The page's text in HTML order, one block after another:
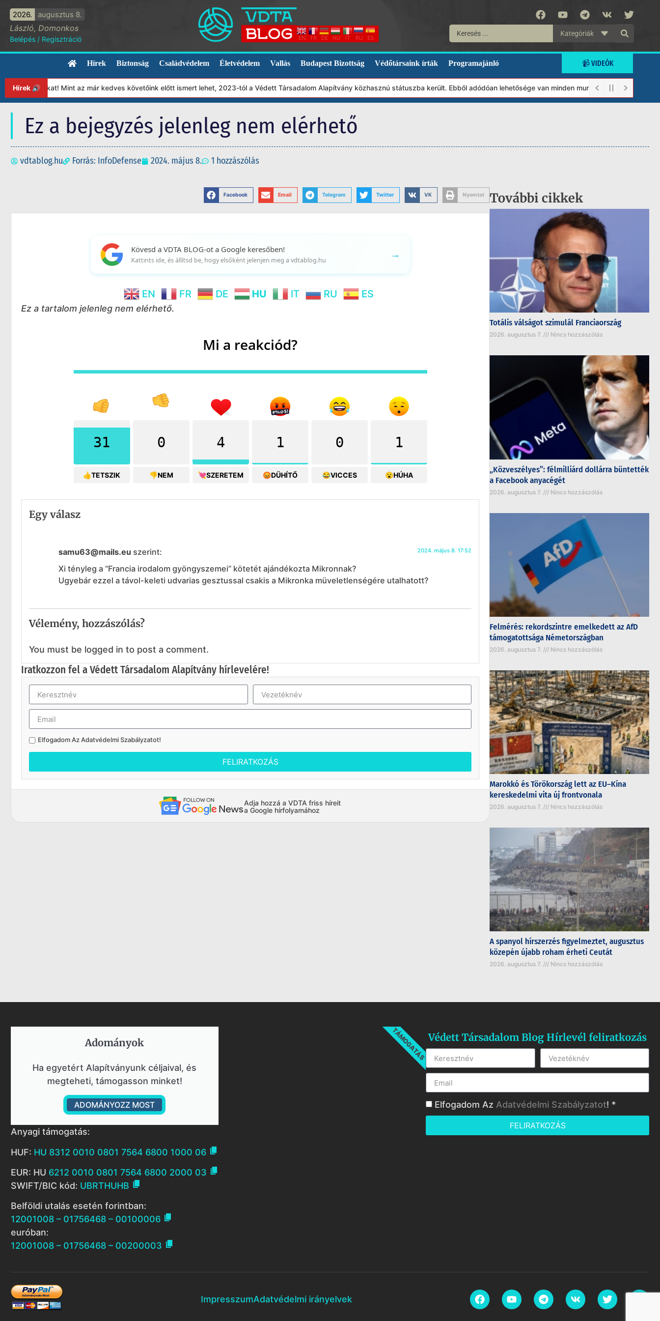
2026. augusztus 8.
László, Domonkos
Belépés / Regisztráció EN FR DE HU IT RU ES
Kategóriák
Hírek Biztonság Családvédelem Életvédelem Vallás Budapest Bizottság Védőtársaink írták Programajánló 📹 VIDEÓK
Hírek 🔊 Mint az már kedves követőink előtt ismert lehet, 2023-tól a Védett Társadalom Alapítvány közhasznú státuszba került. Ebből adódóan lehetősége van minden munkánkat segíteni
Ez a bejegyzés jelenleg nem elérhető
vdtablog.hu Forrás: InfoDefense 2024. május 8. 1 hozzászólás
Facebook Email Telegram Twitter VK Nyomtat
Kövesd a VDTA BLOG-ot a Google keresőben!
Kattints ide, és állítsd be, hogy elsőként jelenjen meg a vdtablog.hu →
EN FR DE HU IT RU ES
Ez a tartalom jelenleg nem elérhető.
Mi a reakciód?
31
👍TETSZIK
0
👎NEM
4
💘SZERETEM
1
😡DÜHÍTŐ
0
😂VICCES
1
😮HÚHA
Egy válasz
samu63@mails.eu szerint: 2024. május 8. 17:52
Xi tényleg a “Francia irodalom gyöngyszemei” kötetét ajándékozta Mikronnak?
Ugyebár ezzel a távol-keleti udvarias gesztussal csakis a Mikronka müveletlenségére utalhatott?
Vélemény, hozzászólás?
You must be logged in to post a comment.
Iratkozzon fel a Védett Társadalom Alapítvány hírlevelére!
Elfogadom AzAdatvédelmi Szabályzatot!
FELIRATKOZÁS
Adja hozzá a VDTA friss híreit
a Google hírfolyamához
További cikkek
Totális válságot szimulál Franciaország
2026. augusztus 7. Nincs hozzászólás
„Közveszélyes”: félmilliárd dollárra büntették
a Facebook anyacégét
2026. augusztus 7. Nincs hozzászólás
Felmérés: rekordszintre emelkedett az AfD
támogatottsága Németországban
2026. augusztus 7. Nincs hozzászólás
Marokkó és Törökország lett az EU–Kína
kereskedelmi vita új frontvonala
2026. augusztus 7. Nincs hozzászólás
A spanyol hírszerzés figyelmeztet, augusztus
közepén újabb roham érheti Ceutát
2026. augusztus 7. Nincs hozzászólás
Adományok​
Ha egyetért Alapítványunk céljaival, és
megteheti, támogasson minket!
ADOMÁNYOZZ MOST
TÁMOGATÁS
Anyagi támogatás:
HUF: HU 8312 0010 0801 7564 6800 1000 06 
EUR: HU 6212 0010 0801 7564 6800 2000 03 
SWIFT/BIC kód: UBRTHUHB 
Belföldi utalás esetén forintban:
12001008 – 01756468 – 00100006 
euróban:
12001008 – 01756468 – 00200003 
Védett Társadalom Blog Hírlevél feliratkozás
Elfogadom Az Adatvédelmi Szabályzatot! *
FELIRATKOZÁS
ImpresszumAdatvédelmi irányelvek